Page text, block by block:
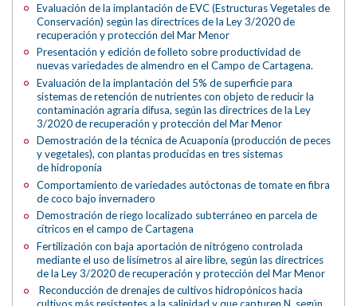
Evaluación de la implantación de EVC (Estructuras Vegetales de
Conservación) según las directrices de la Ley 3/2020 de
recuperación y protección del Mar Menor
Presentación y edición de folleto sobre productividad de
nuevas variedades de almendro en el Campo de Cartagena.
Evaluación de la implantación del 5% de superficie para
sistemas de retención de nutrientes con objeto de reducir la
contaminación agraria difusa, según las directrices de la Ley
3/2020 de recuperación y protección del Mar Menor
Demostración de la técnica de Acuaponía (producción de peces
y vegetales), con plantas producidas en tres sistemas
de hidroponía
Comportamiento de variedades autóctonas de tomate en fibra
de coco bajo invernadero
Demostración de riego localizado subterráneo en parcela de
cítricos en el campo de Cartagena
Fertilización con baja aportación de nitrógeno controlada
mediante el uso de lisímetros al aire libre, según las directrices
de la Ley 3/2020 de recuperación y protección del Mar Menor
Reconducción de drenajes de cultivos hidropónicos hacia